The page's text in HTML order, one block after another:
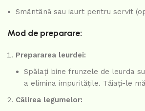
Smântână sau iaurt pentru servit
Mod de preparare:
Prepararea leurdei:
Spălați bine frunzele de leurda
a elimina impuritățile. Tăiați-le
Călirea legumelor: